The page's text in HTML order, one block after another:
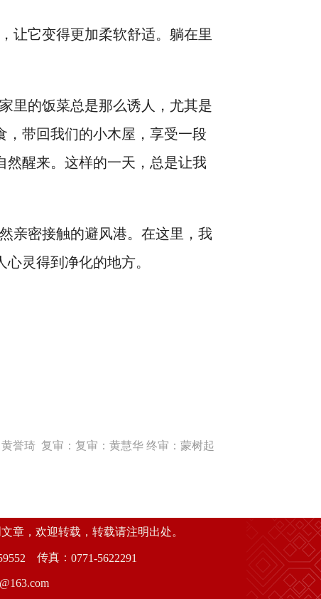
让它变得更加柔软舒适。躺在里
里的饭菜总是那么诱人，尤其是
，带回我们的小木屋，享受一段
醒来。这样的一天，总是让我
亲密接触的避风港。在这里，我
灵得到净化的地方。
誉琦 复审：复审：黄慧华 终审：蒙树起
章，欢迎转载，转载请注明出处。
传真： 0771-5622291